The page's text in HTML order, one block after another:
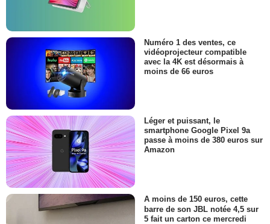
Numéro 1 des ventes, ce
vidéoprojecteur compatible
avec la 4K est désormais à
moins de 66 euros
Léger et puissant, le
smartphone Google Pixel 9a
passe à moins de 380 euros sur
Amazon
A moins de 150 euros, cette
barre de son JBL notée 4,5 sur
5 fait un carton ce mercredi